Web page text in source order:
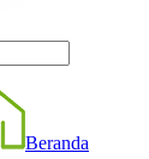
Beranda